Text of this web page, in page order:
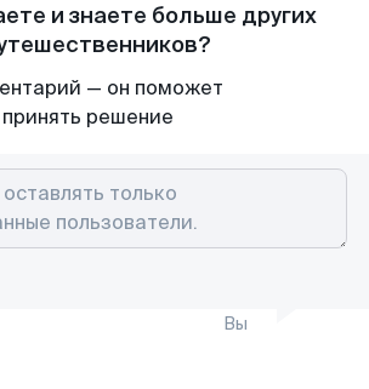
и знаете больше других
— он поможет
решение
Вы